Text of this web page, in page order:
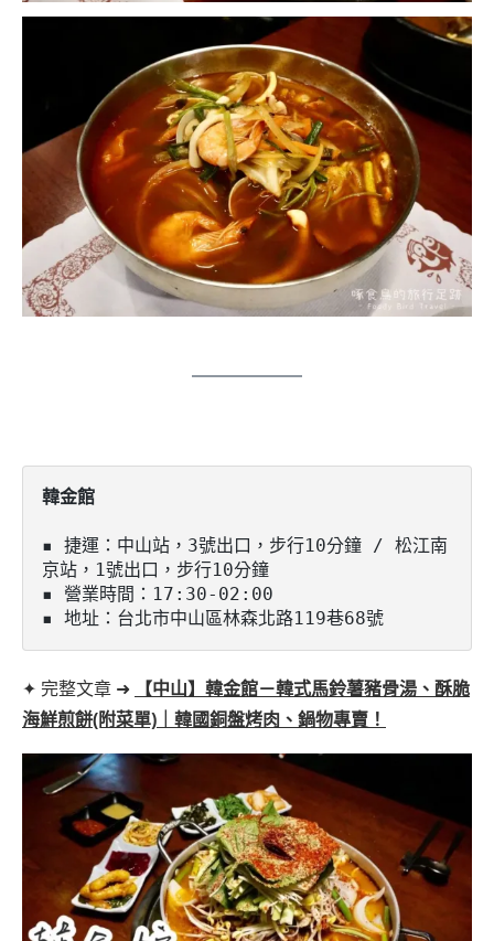
▪️ 捷運：中山站，3號出口，步行10分鐘 / 松江南
京站，1號出口，步行10分鐘
▪️ 營業時間：17:30-02:00
▪️ 地址：台北市中山區林森北路119巷68號
✦ 完整文章 ➜
【中山】韓金館－韓式馬鈴薯豬骨湯、酥脆
海鮮煎餅(附菜單)｜韓國銅盤烤肉、鍋物專賣！